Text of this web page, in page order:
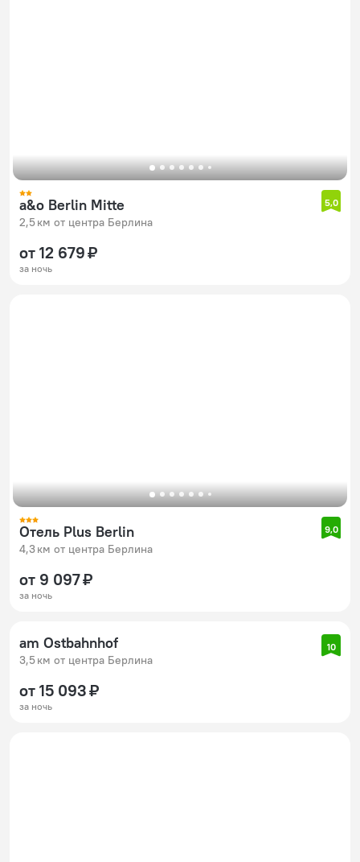
a&o Berlin Mitte
2,5 км от центра Берлина
5,0
от 12 679 ₽
за ночь
Отель Plus Berlin
4,3 км от центра Берлина
9,0
от 9 097 ₽
за ночь
am Ostbahnhof
3,5 км от центра Берлина
10
от 15 093 ₽
за ночь